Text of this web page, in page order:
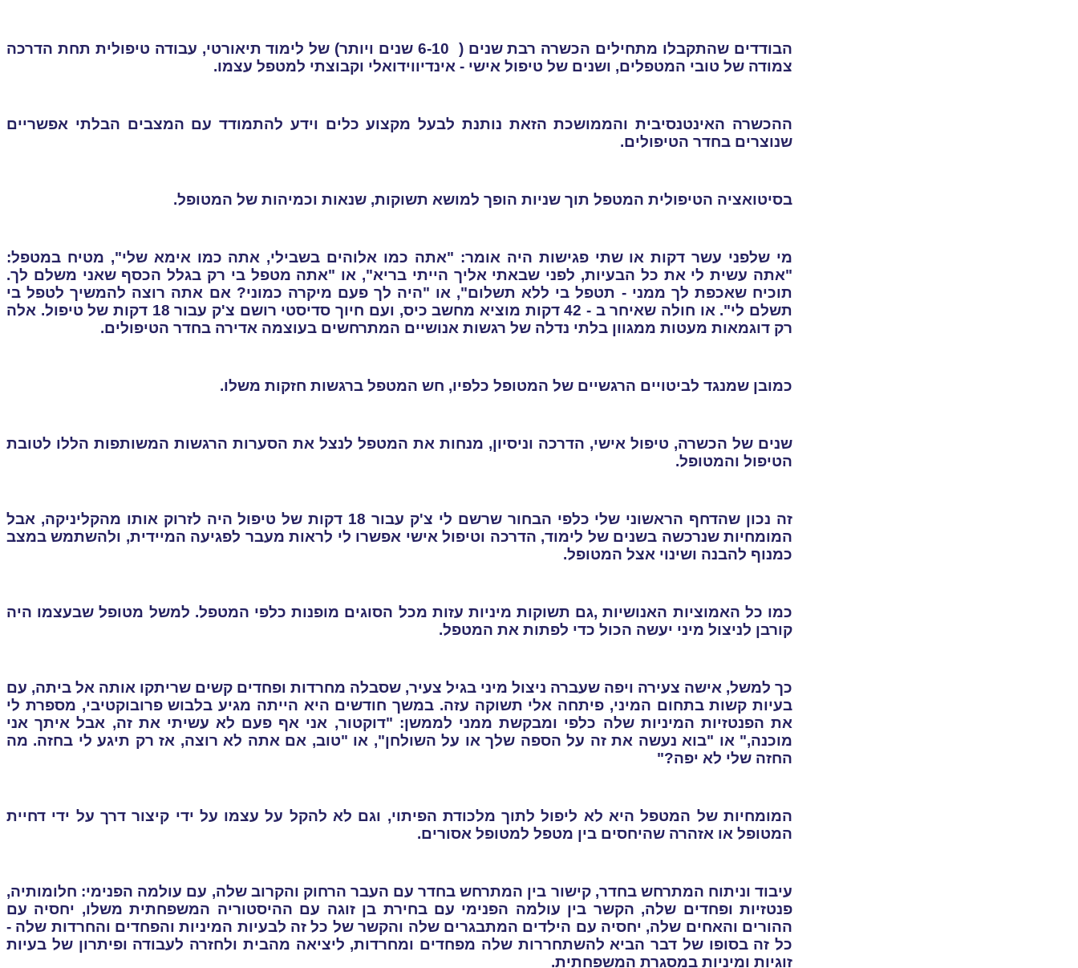
הבודדים שהתקבלו מתחילים הכשרה רבת שנים ( 6-10 שנים ויותר) של לימוד תיאורטי , עבודה טיפולית תחת הדרכה
צמודה של טובי המטפלים, ושנים של טיפול אישי - אינדיווידואלי וקבוצתי למטפל עצמו.
ההכשרה האינטנסיבית והממושכת הזאת נותנת לבעל מקצוע כלים וידע להתמודד עם המצבים הבלתי אפשריים
שנוצרים בחדר הטיפולים.
בסיטואציה הטיפולית המטפל תוך שניות הופך למושא תשוקות, שנאות וכמיהות של המטופל.
מי שלפני עשר דקות או שתי פגישות היה אומר: "אתה כמו אלוהים בשבילי, אתה כמו אימא שלי", מטיח במטפל:
"אתה עשית לי את כל הבעיות, לפני שבאתי אליך הייתי בריא", או "אתה מטפל בי רק בגלל הכסף שאני משלם לך.
תוכיח שאכפת לך ממני - תטפל בי ללא תשלום", או "היה לך פעם מיקרה כמוני? אם אתה רוצה להמשיך לטפל בי
תשלם לי". או חולה שאיחר ב - 42 דקות מוציא מחשב כיס, ועם חיוך סדיסטי רושם צ'ק עבור 18 דקות של טיפול
. אלה
רק דוגמאות מעטות ממגוון בלתי נדלה של רגשות אנושיים המתרחשים בעוצמה אדירה בחדר הטיפולים.
כמובן שמנגד לביטויים הרגשיים של המטופל כלפיו, חש המטפל ברגשות חזקות משלו.
שנים של הכשרה, טיפול אישי, הדרכה וניסיון, מנחות את המטפל לנצל את הסערות הרגשות המשותפות הללו לטובת
הטיפול והמטופל.
זה נכון שהדחף הראשוני שלי כלפי הבחור שרשם לי צ'ק עבור 18 דקות של טיפול היה לזרוק אותו מהקליניקה, אבל
המומחיות שנרכשה בשנים של לימוד, הדרכה וטיפול אישי אפשרו לי לראות מעבר לפגיעה המיידית, ולהשתמש במצב
כמנוף להבנה ושינוי אצל המטופל.
כמו כל האמוציות האנושיות ,גם תשוקות מיניות עזות מכל הסוגים מופנות כלפי המטפל. למשל מטופל שבעצמו היה
קורבן לניצול מיני יעשה הכול כדי לפתות את המטפל.
כך למשל, אישה צעירה ויפה שעברה ניצול מיני בגיל צעיר, שסבלה מחרדות ופחדים קשים שריתקו אותה אל ביתה, עם
בעיות קשות בתחום המיני, פיתחה אלי תשוקה עזה. במשך חודשים היא הייתה מגיע בלבוש פרובוקטיבי, מספרת לי
את הפנטזיות המיניות שלה כלפי ומבקשת ממני לממשן: "דוקטור, אני אף פעם לא עשיתי את זה, אבל איתך אני
מוכנה", או "בוא נעשה את זה על הספה שלך או על השולחן", או "טוב, אם אתה לא רוצה, אז רק תיגע לי בחזה. מה
החזה שלי לא יפה"?
המומחיות של המטפל היא לא ליפול לתוך מלכודת הפיתוי, וגם לא להקל על עצמו על ידי קיצור דרך על ידי דחיית
המטופל או אזהרה שהיחסים בין מטפל למטופל אסורים.
עיבוד וניתוח המתרחש בחדר, קישור בין המתרחש בחדר עם העבר הרחוק והקרוב שלה, עם עולמה הפנימי: חלומותיה,
פנטזיות ופחדים שלה, הקשר בין עולמה הפנימי עם בחירת בן זוגה עם ההיסטוריה המשפחתית משלו, יחסיה עם
ההורים והאחים שלה, יחסיה עם הילדים המתבגרים שלה והקשר של כל זה לבעיות המיניות והפחדים והחרדות שלה -
כל זה בסופו של דבר הביא להשתחררות שלה מפחדים ומחרדות, ליציאה מהבית ולחזרה לעבודה ופיתרון של בעיות
זוגיות ומיניות במסגרת המשפחתית.